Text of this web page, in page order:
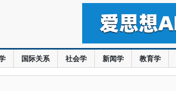
国际关系 社会学 新闻学 教育学